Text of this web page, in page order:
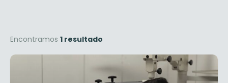
Encontramos 1 resultado